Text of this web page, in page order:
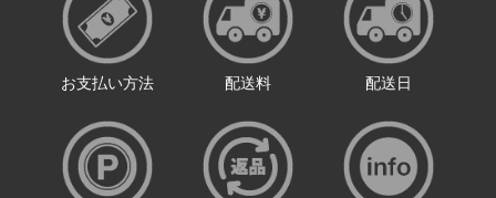
お支払い方法 配送料 配送日